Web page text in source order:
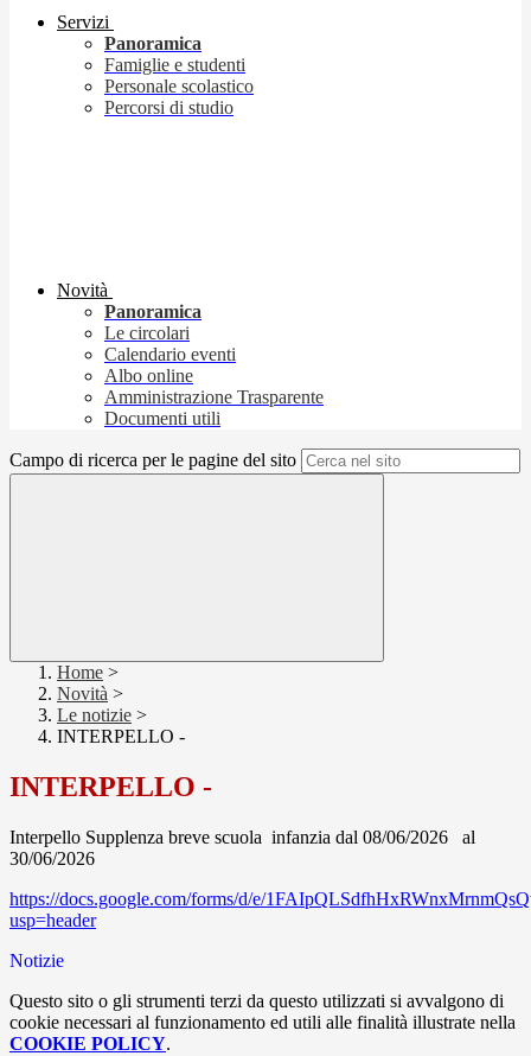
Servizi
Panoramica
Famiglie e studenti
Personale scolastico
Percorsi di studio
Novità
Panoramica
Le circolari
Calendario eventi
Albo online
Amministrazione Trasparente
Documenti utili
Campo di ricerca per le pagine del sito
Home >
Novità >
Le notizie >
INTERPELLO -
INTERPELLO -
Interpello Supplenza breve scuola infanzia dal 08/06/2026 al
30/06/2026
https://docs.google.com/forms/d/e/
usp=header
Notizie
Questo sito o gli strumenti terzi da questo utilizzati si avvalgono di
cookie necessari al funzionamento ed utili alle finalità illustrate nella
COOKIE POLICY.